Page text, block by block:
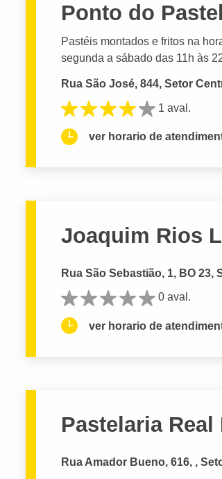
Ponto do Pastel
Pastéis montados e fritos na
segunda a sábado das 11h às
Rua São José, 844, Setor
1 aval.
ver horario de
Joaquim Rios
Rua São Sebastião, 1, BO 23,
0 aval.
ver horario de
Pastelaria Real
Rua Amador Bueno, 616, ,